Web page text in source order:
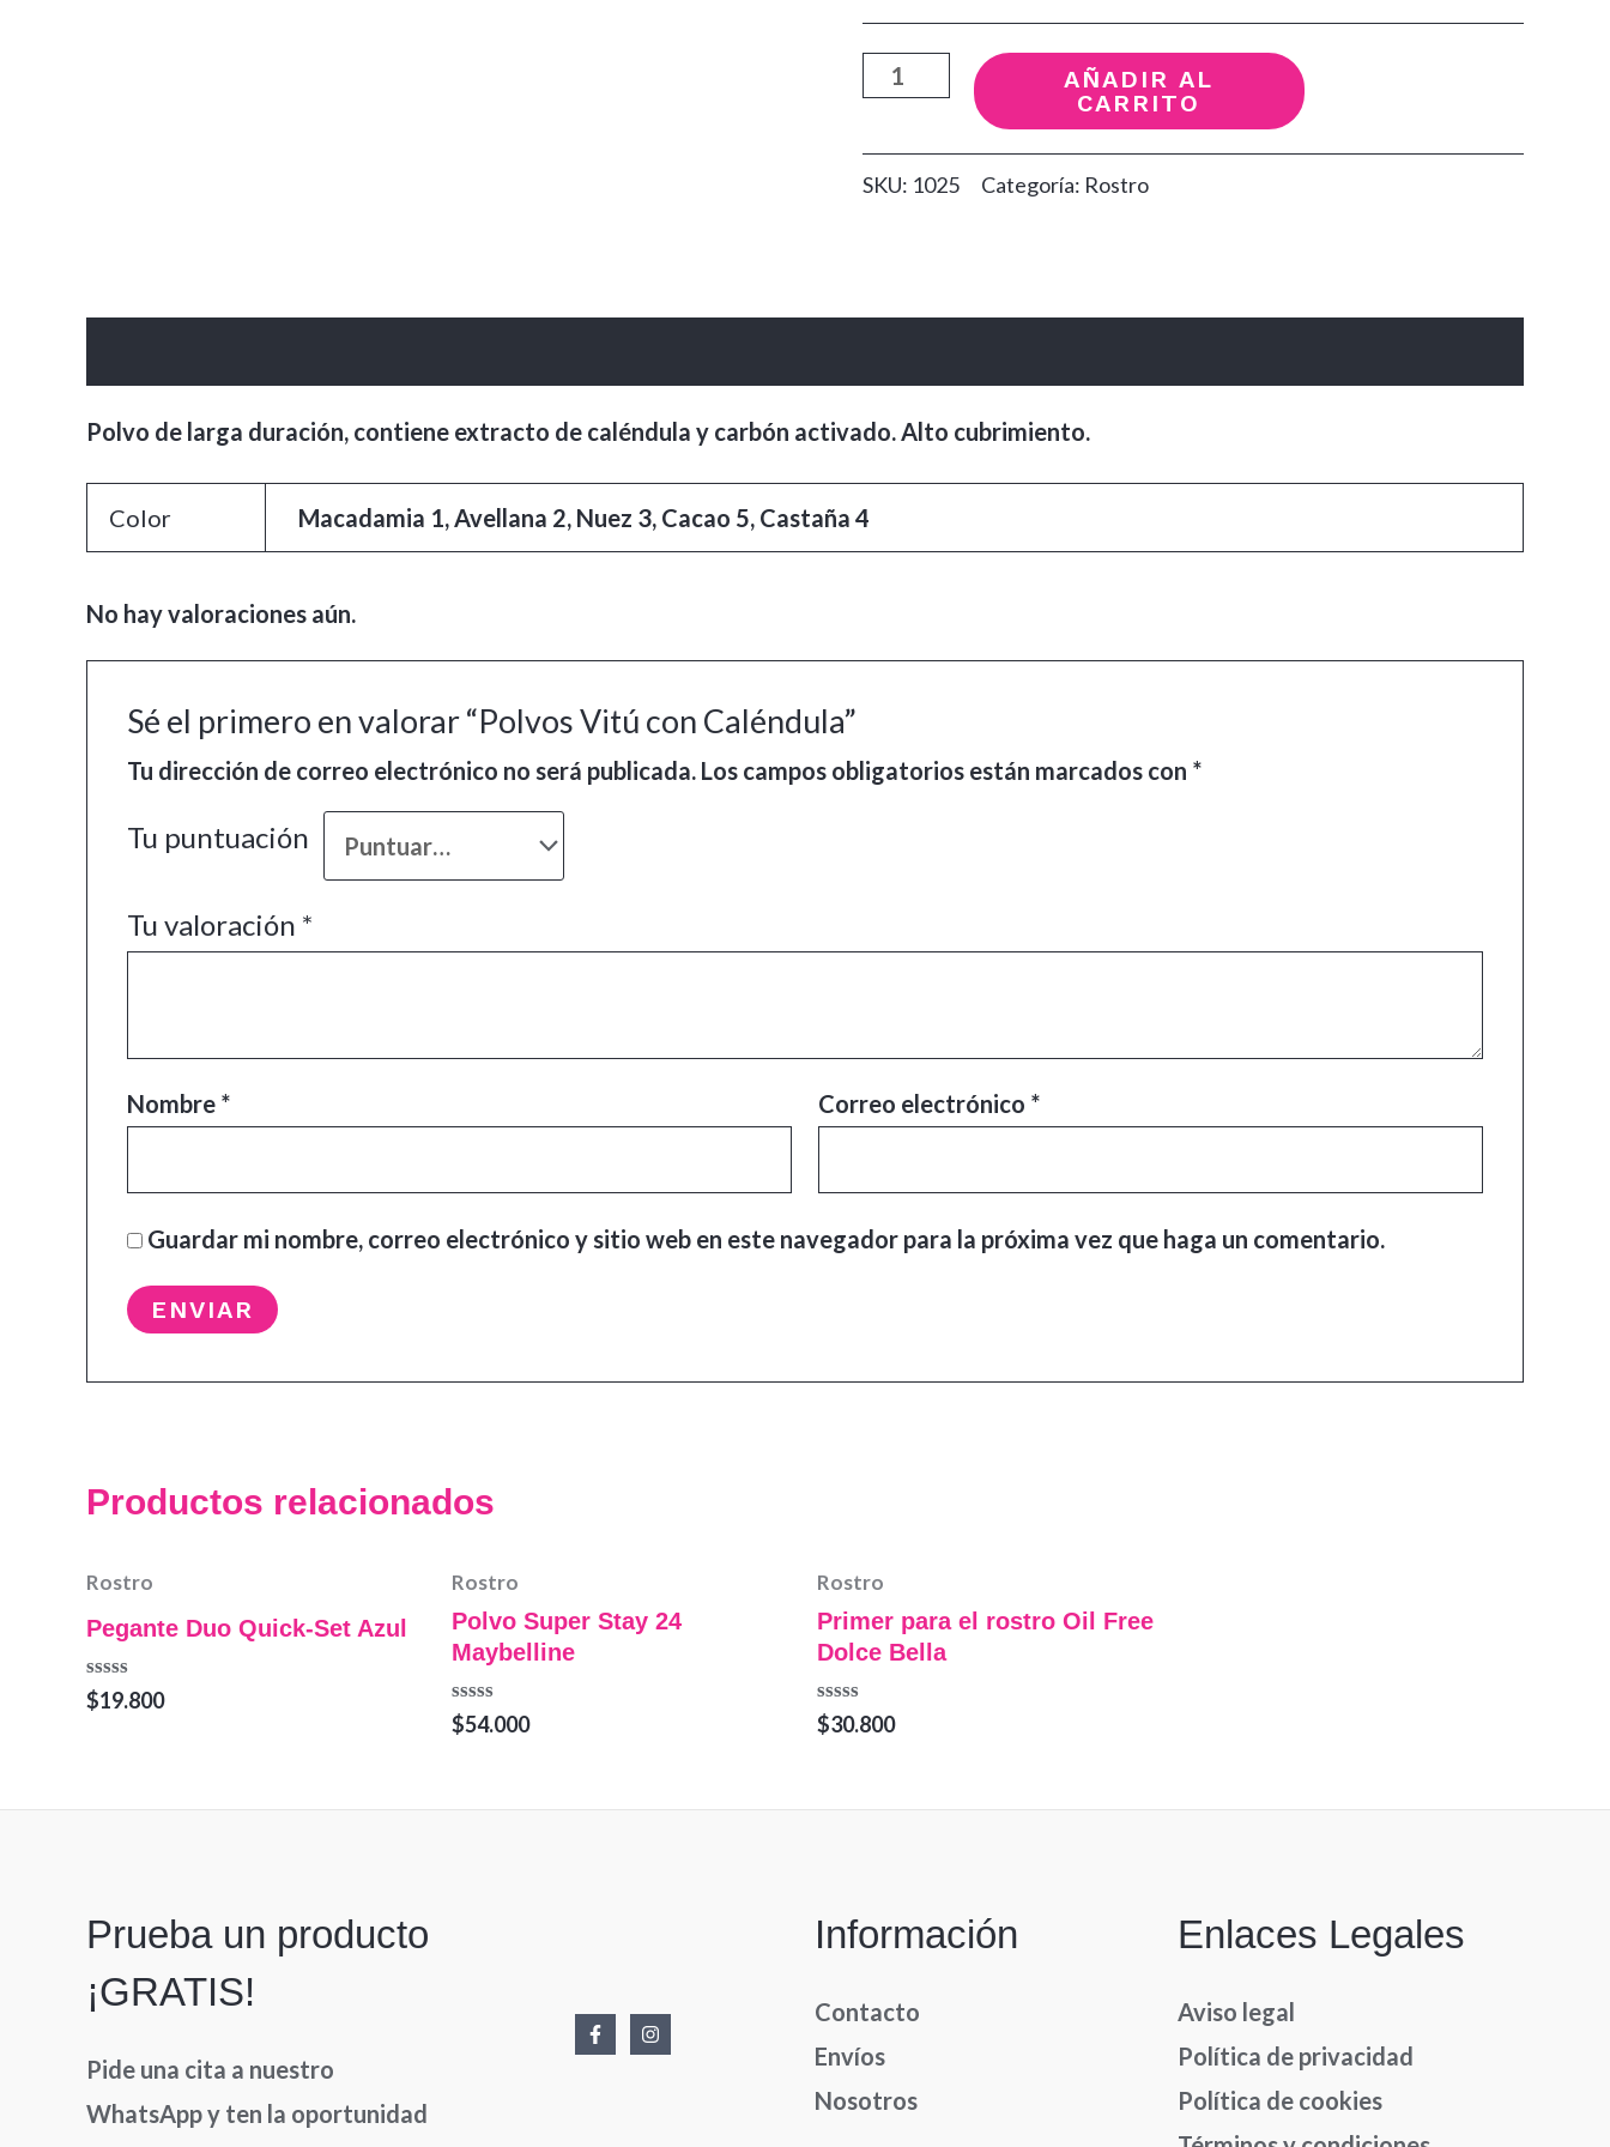
Polvos
con
AÑADIR AL
CARRITO
SKU: 1025 Categoría: Rostro
Polvo de larga duración, contiene extracto de caléndula y carbón activado. Alto cubrimiento.
Color Macadamia 1, Avellana 2, Nuez 3, Cacao 5, Castaña 4
No hay valoraciones aún.
Sé el primero en valorar “Polvos Vitú con Caléndula”
Tu dirección de correo electrónico no será publicada. Los campos obligatorios están marcados con *
Tu puntuación
Tu valoración *
Nombre * Correo electrónico *
Guardar mi nombre, correo electrónico y sitio web en este navegador para la próxima vez que haga un comentario.
Productos relacionados
Rostro
Pegante Duo Quick-Set Azul
Valorado
en
$19.800
Rostro
Polvo Super Stay 24
Maybelline
Valorado
en
$54.000
Rostro
Primer para el rostro Oil Free
Dolce Bella
Valorado
en
$30.800
Prueba un producto
¡GRATIS!
Pide una cita a nuestro
WhatsApp y ten la oportunidad
Información
Contacto
Envíos
Nosotros
Enlaces Legales
Aviso legal
Política de privacidad
Política de cookies